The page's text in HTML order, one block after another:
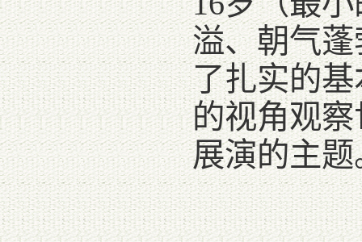
溢、朝气
了扎实的
的视角观
展演的主题